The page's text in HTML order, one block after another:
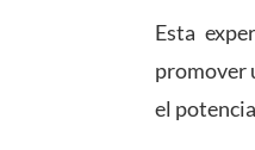
Esta
promover
el